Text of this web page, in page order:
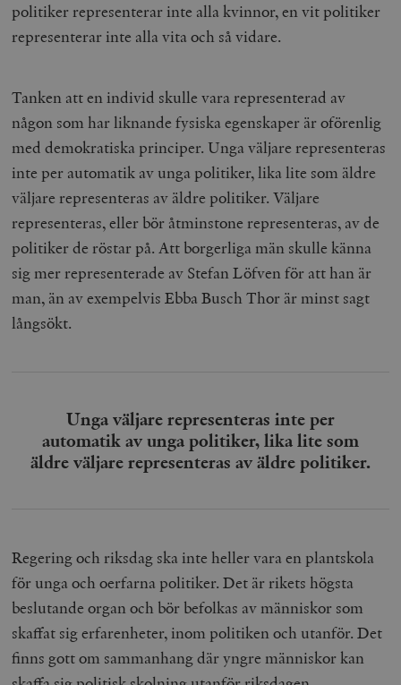
politiker representerar inte alla kvinnor, en vit politiker
representerar inte alla vita och så vidare.
Tanken att en individ skulle vara representerad av
någon som har liknande fysiska egenskaper är oförenlig
med demokratiska principer. Unga väljare representeras
inte per automatik av unga politiker, lika lite som äldre
väljare representeras av äldre politiker. Väljare
representeras, eller bör åtminstone representeras, av de
politiker de röstar på. Att borgerliga män skulle känna
sig mer representerade av Stefan Löfven för att han är
man, än av exempelvis Ebba Busch Thor är minst sagt
långsökt.
Unga väljare representeras inte per
automatik av unga politiker, lika lite som
äldre väljare representeras av äldre politiker.
Regering och riksdag ska inte heller vara en plantskola
för unga och oerfarna politiker. Det är rikets högsta
beslutande organ och bör befolkas av människor som
skaffat sig erfarenheter, inom politiken och utanför. Det
finns gott om sammanhang där yngre människor kan